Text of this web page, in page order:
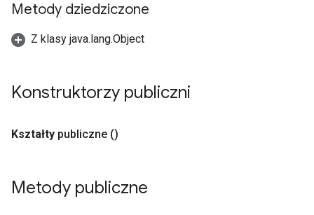
Metody dziedziczone
Z klasy java.lang.Object
Konstruktorzy publiczni
Kształty publiczne ()
Metody publiczne